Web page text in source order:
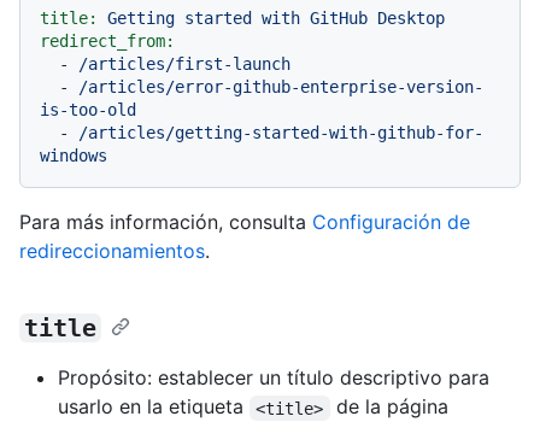
title: Getting started with GitHub Desktop
redirect_from:
-
/articles/first-launch
-
/articles/error-github-enterprise-version-
is-too-old
-
/articles/getting-started-with-github-for-
windows
Para más información, consulta Configuración de
redireccionamientos.
title
Propósito: establecer un título descriptivo para
usarlo en la etiqueta
<title>
de la página